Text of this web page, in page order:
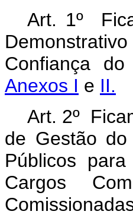
Art. 1º
Confiança
Anexos I e II.
Art. 2º
de Gestão
Públicos
Cargos